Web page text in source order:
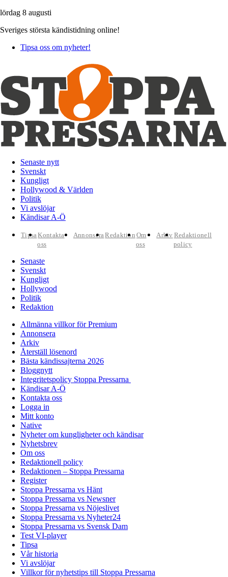
lördag 8 augusti
Sveriges största kändistidning online!
Tipsa oss om nyheter!
Senaste nytt
Svenskt
Kungligt
Hollywood & Världen
Politik
Vi avslöjar
Kändisar A-Ö
TipsaKontakta
oss
AnnonseraRedaktion Om
oss
Arkiv Redaktionell
policy
Senaste
Svenskt
Kungligt
Hollywood
Politik
Redaktion
Allmänna villkor för Premium
Annonsera
Arkiv
Återställ lösenord
Bästa kändissajterna 2026
Bloggnytt
Integritetspolicy Stoppa Pressarna
Kändisar A-Ö
Kontakta oss
Logga in
Mitt konto
Native
Nyheter om kungligheter och kändisar
Nyhetsbrev
Om oss
Redaktionell policy
Redaktionen – Stoppa Pressarna
Register
Stoppa Pressarna vs Hänt
Stoppa Pressarna vs Newsner
Stoppa Pressarna vs Nöjeslivet
Stoppa Pressarna vs Nyheter24
Stoppa Pressarna vs Svensk Dam
Test VI-player
Tipsa
Vår historia
Vi avslöjar
Villkor för nyhetstips till Stoppa Pressarna